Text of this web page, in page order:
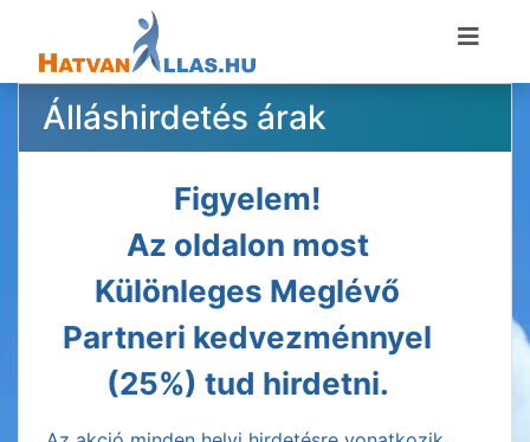
Álláshirdetés árak
Figyelem!
Az oldalon most
Különleges Meglévő
Partneri kedvezménnyel
(25%) tud hirdetni.